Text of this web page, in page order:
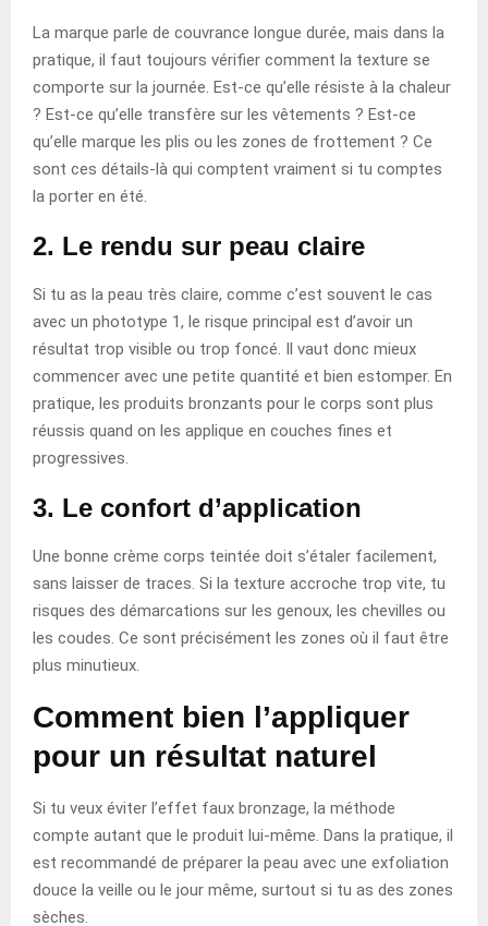
La marque parle de couvrance longue durée, mais dans la
pratique, il faut toujours vérifier comment la texture se
comporte sur la journée. Est-ce qu’elle résiste à la chaleur
? Est-ce qu’elle transfère sur les vêtements ? Est-ce
qu’elle marque les plis ou les zones de frottement ? Ce
sont ces détails-là qui comptent vraiment si tu comptes
la porter en été.
2. Le rendu sur peau claire
Si tu as la peau très claire, comme c’est souvent le cas
avec un phototype 1, le risque principal est d’avoir un
résultat trop visible ou trop foncé. Il vaut donc mieux
commencer avec une petite quantité et bien estomper. En
pratique, les produits bronzants pour le corps sont plus
réussis quand on les applique en couches fines et
progressives.
3. Le confort d’application
Une bonne crème corps teintée doit s’étaler facilement,
sans laisser de traces. Si la texture accroche trop vite, tu
risques des démarcations sur les genoux, les chevilles ou
les coudes. Ce sont précisément les zones où il faut être
plus minutieux.
Comment bien l’appliquer
pour un résultat naturel
Si tu veux éviter l’effet faux bronzage, la méthode
compte autant que le produit lui-même. Dans la pratique, il
est recommandé de préparer la peau avec une exfoliation
douce la veille ou le jour même, surtout si tu as des zones
sèches.